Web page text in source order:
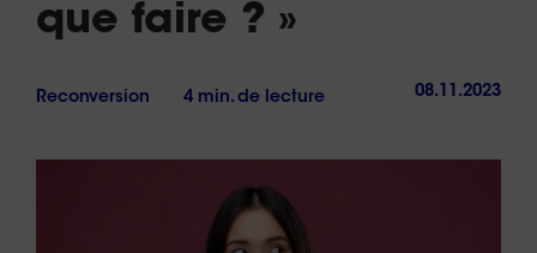
que faire ? »
Reconversion 4 min. de lecture 08.11.2023